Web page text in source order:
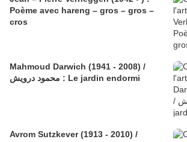
Poème avec hareng – gros – gros –
cros
Mahmoud Darwich (1941 - 2008) /
محمود درويش : Le jardin endormi
Avrom Sutzkever (1913 - 2010) /